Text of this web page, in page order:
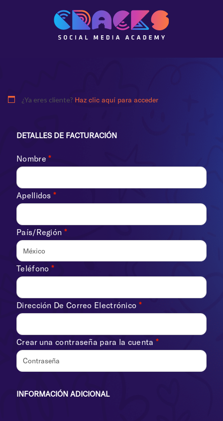
¿Ya eres cliente? Haz clic aquí para acceder
DETALLES DE FACTURACIÓN
Nombre*
Apellidos *
País/Región *
México
Teléfono *
Dirección De Correo Electrónico *
Crear una contraseña para la cuenta *
INFORMACIÓN ADICIONAL